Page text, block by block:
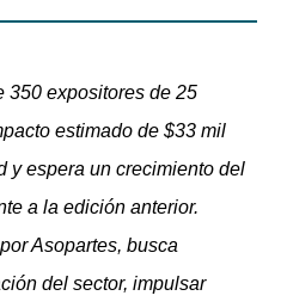
350 expositores de 25
estimado de $33 mil
y espera un crecimiento del
a la edición anterior.
Asopartes, busca
del sector, impulsar